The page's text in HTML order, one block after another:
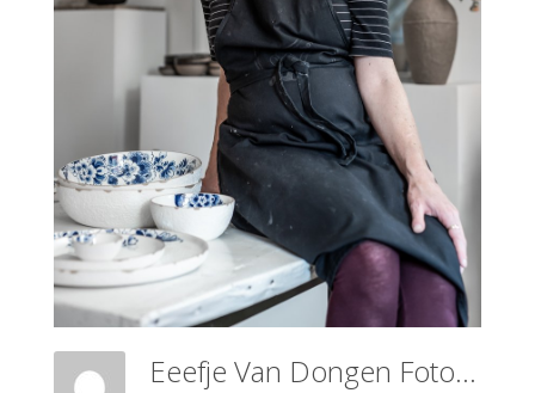
Eeefje Van Dongen Fotografie IG DebbieWijskamp-1